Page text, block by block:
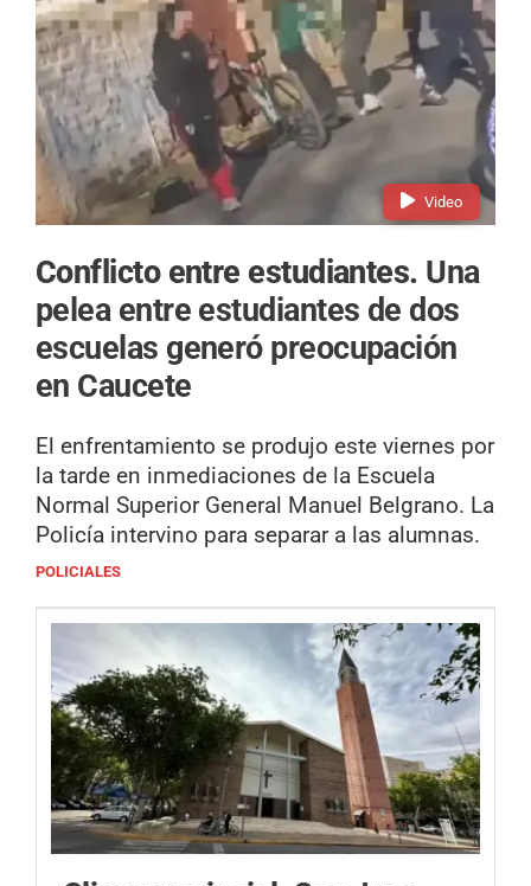
Video
Conflicto entre estudiantes. Una
pelea entre estudiantes de dos
escuelas generó preocupación
en Caucete
El enfrentamiento se produjo este viernes por
la tarde en inmediaciones de la Escuela
Normal Superior General Manuel Belgrano. La
Policía intervino para separar a las alumnas.
POLICIALES